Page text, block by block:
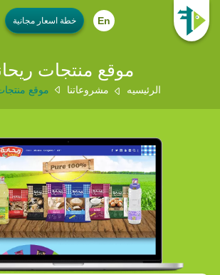
En
موقع منتجات
الرئيسيه مشروعاتنا موقع